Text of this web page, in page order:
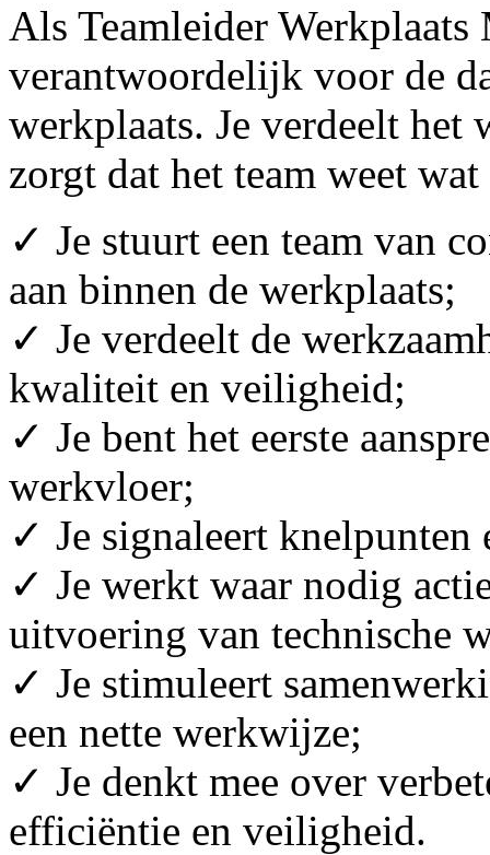
Als Teamleider
verantwoordelijk voor de
werkplaats. Je verdeelt het
zorgt dat het team weet
✓ Je stuurt een team van
aan binnen de werkplaats;
✓ Je verdeelt de
kwaliteit en veiligheid;
✓ Je bent het eerste
werkvloer;
✓ Je signaleert
✓ Je werkt waar nodig
uitvoering van technische
✓ Je stimuleert
een nette werkwijze;
✓ Je denkt mee over
efficiëntie en veiligheid.